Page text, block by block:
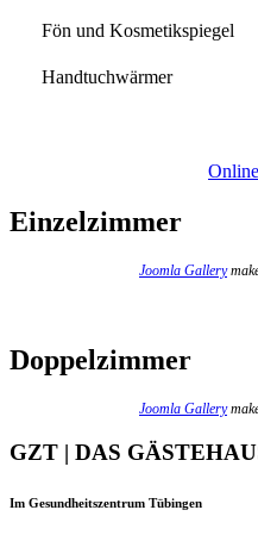
Fön und Kosmetikspiegel
Handtuchwärmer
Einzelzimmer
Joomla Gallery
Doppelzimmer
Joomla Gallery
GZT | DAS
Im Gesundheitszentrum Tübingen